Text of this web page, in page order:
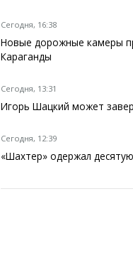
Сегодня, 16:38
Новые дорожные камеры
Караганды
Сегодня, 13:31
Игорь Шацкий может
Сегодня, 12:39
«Шахтер» одержал